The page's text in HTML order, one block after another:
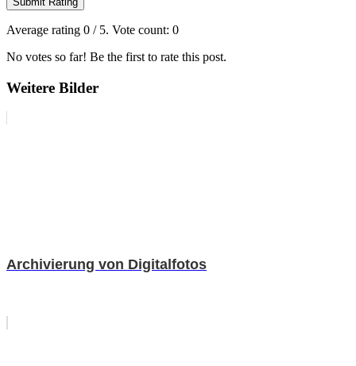
Average rating 0 / 5. Vote count: 0
No votes so far! Be the first to rate this post.
Weitere Bilder
Archivierung von Digitalfotos